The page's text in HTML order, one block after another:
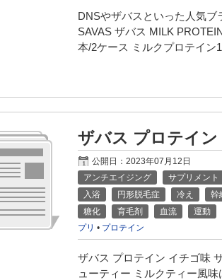
DNSやザバスといった人気
SAVAS ザバス MILK
本/2ケース ミルクプロテイ
ザバス プロテイン
公開日：2023年07月12日
アンチエイジング
サプリメント
入浴
円形脱毛症 冷え 幹
糖化
育毛剤 血流 運動
プリ • プロテイン
ザバス プロテイン イチゴ味
ューティー ミルクティー風